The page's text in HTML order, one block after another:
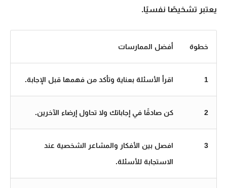
يعتبر تشخيصًا نفسيًا.
خطوة أفضل الممارسات
1 اقرأ الأسئلة بعناية وتأكد من فهمها قبل الإجابة.
2 كن صادقًا في إجاباتك ولا تحاول إرضاء الآخرين.
3
افصل بين الأفكار والمشاعر الشخصية عند
الاستجابة للأسئلة.